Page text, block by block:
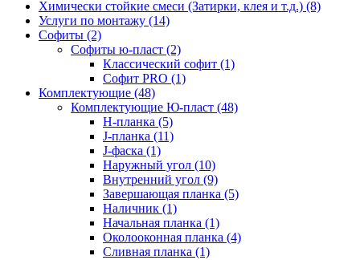
Химически стойкие смеси (Затирки, клея и т.д.) (8)
Услуги по монтажу (14)
Софиты (2)
Софиты ю-пласт (2)
Классический софит (1)
Софит PRO (1)
Комплектующие (48)
Комплектующие Ю-пласт (48)
H-планка (5)
J-планка (11)
J-фаска (1)
Наружный угол (10)
Внутренний угол (9)
Завершающая планка (5)
Наличник (1)
Начальная планка (1)
Околооконная планка (4)
Сливная планка (1)